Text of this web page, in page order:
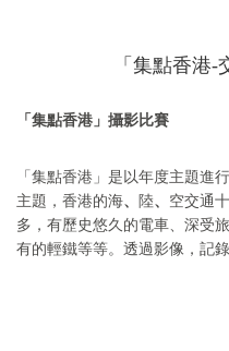
「集點香港
「集點香港」攝影比賽
「集點香港」是以年度主題進
主題，香港的海、 陸、 空交通
多，有歷史悠久的電車、深受
有的輕鐵等等。透過影像，記